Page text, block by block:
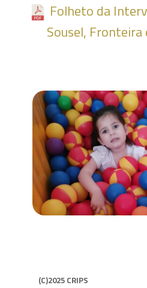
Folheto da
Sousel, Fronteira
(C)2025 CRIPS